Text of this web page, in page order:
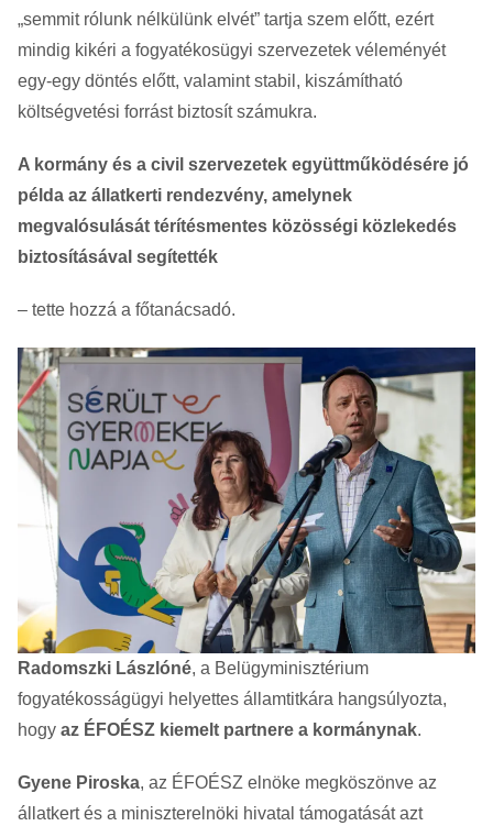
„semmit rólunk nélkülünk elvét” tartja szem előtt, ezért
mindig kikéri a fogyatékosügyi szervezetek véleményét
egy-egy döntés előtt, valamint stabil, kiszámítható
költségvetési forrást biztosít számukra.
A kormány és a civil szervezetek együttműködésére jó
példa az állatkerti rendezvény, amelynek
megvalósulását térítésmentes közösségi közlekedés
biztosításával segítették
– tette hozzá a főtanácsadó.
Radomszki Lászlóné, a Belügyminisztérium
fogyatékosságügyi helyettes államtitkára hangsúlyozta,
hogy az ÉFOÉSZ kiemelt partnere a kormánynak.
Gyene Piroska, az ÉFOÉSZ elnöke megköszönve az
állatkert és a miniszterelnöki hivatal támogatását azt